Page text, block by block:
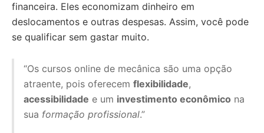
financeira. Eles economizam dinheiro em
deslocamentos e outras despesas. Assim, você pode
se qualificar sem gastar muito.
“Os cursos online de mecânica são uma opção
atraente, pois oferecem flexibilidade,
acessibilidade e um investimento econômico na
sua formação profissional.”